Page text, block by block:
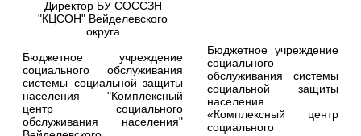
Директор БУ СОССЗН
"КЦСОН" Вейделевского
округа
Бюджетное учреждение
социального обслуживания
системы социальной защиты
населения "Комплексный
центр социального
обслуживания населения"
Бюджетное учреждение
социального
обслуживания системы
социальной защиты
населения
«Комплексный центр
социального